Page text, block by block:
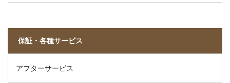
保証・各種サービス
アフターサービス